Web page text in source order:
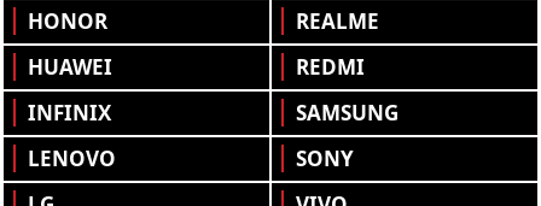
HONOR
HUAWEI
INFINIX
LENOVO
REALME
REDMI
SAMSUNG
SONY